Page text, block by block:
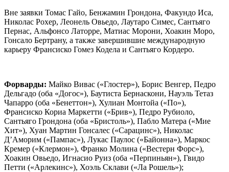
Вне заявки Томас Гайо, Бенжамин Грондона, Факундо Иса,
Николас Рохер, Леонель Овьедо, Лаутаро Симес, Сантьяго
Пернас, Альфонсо Латорре, Матиас Морони, Хоакин Моро,
Гонсало Бертрану, а также завершившие международную
карьеру Франсиско Гомез Кодела и Сантьяго Кордеро.
Форварды: Майко Вивас («Глостер»), Борис Венгер, Педро
Дельгадо (оба «Догос»), Баутиста Бернаскони, Науэль Тетаз
Чапарро (оба «Бенеттон»), Хулиан Монтойа («По»),
Франсиско Кориа Маркетти («Брив»), Педро Рубиоло,
Сантьяго Грондона (оба «Бристоль»), Пабло Матера («Мие
Хит»), Хуан Мартин Гонсалес («Сарацинс»), Николас
Д’Аморим («Пампас»), Лукас Паулос («Байонна»), Маркос
Кремер («Клермон»), Франко Молина («Вестерн Форс»),
Хоакин Овьедо, Игнасио Руиз (оба «Перпиньян»), Гвидо
Петти («Арлекинс»), Хоэль Склави («Ла Рошель»);